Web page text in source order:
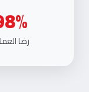
رضا